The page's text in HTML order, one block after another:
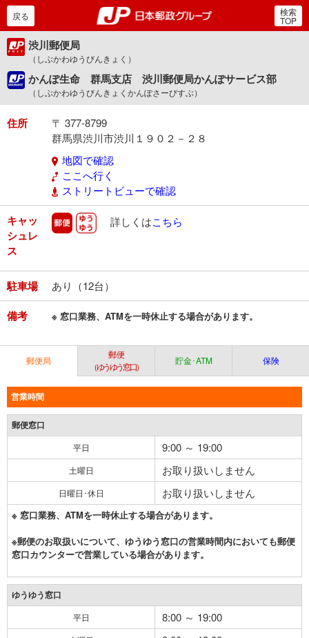
郵便局・日本郵政グルー
戻る 検索
TOP
渋川郵便局
（しぶかわゆうびんきょく）
かんぽ生命 群馬支店 渋川郵便局かんぽサービス部
（しぶかわゆうびんきょくかんぽさーびすぶ）
住所
〒 377-8799
群馬県渋川市渋川１９０２－２８
地図で確認
ここへ行く
ストリートビューで確認
キャッ
シュレ
ス
郵便 ゆうゆう
詳しくはこちら
駐車場 あり（12台）
備考 ※ 窓口業務、ATMを一時休止する場合があります。
郵便局
郵便
（ゆうゆう窓口）
貯金･ATM 保険
営業時間
郵便窓口
平日 9:00 ～ 19:00
土曜日 お取り扱いしません
日曜日･休日 お取り扱いしません
※ 窓口業務、ATMを一時休止する場合があります。
※郵便のお取扱いについて、ゆうゆう窓口の営業時間内においても郵便
窓口カウンターで営業している場合があります。
ゆうゆう窓口
平日 8:00 ～ 19:00